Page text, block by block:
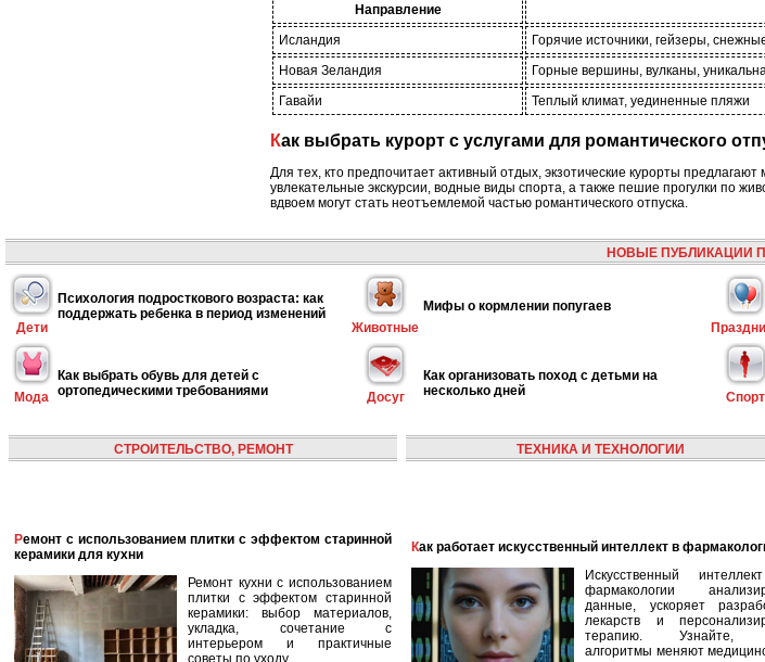
Направление
Исландия
Горячие источники, гейзеры,
Новая Зеландия
Горные вершины, вулканы,
Гавайи
Теплый климат, уединенные пляжи
Как выбрать курорт с услугами для романтического
Для тех, кто предпочитает активный отдых, экзотические курорты
увлекательные экскурсии, водные виды спорта, а также пешие прогулки по
вдвоем могут стать неотъемлемой частью романтического отпуска.
НОВЫЕ ПУБЛИКАЦИИ
Дети
Психология подросткового возраста: как
поддержать ребенка в период изменений
Животные
Мифы о кормлении попугаев
Мода
Как выбрать обувь для детей с
ортопедическими требованиями
Досуг
Как организовать поход с детьми на
несколько дней
Спорт
СТРОИТЕЛЬСТВО, РЕМОНТ
Ремонт с использованием плитки с эффектом старинной
керамики для кухни
Ремонт кухни с использованием
плитки с эффектом старинной
керамики: выбор материалов,
укладка, сочетание с
интерьером и практичные
советы по уходу.
ТЕХНИКА И ТЕХНОЛОГИИ
Как работает искусственный интеллект в
Искусственный
фармакологии
данные, ускоряет
лекарств и
терапию. Узнайте,
алгоритмы меняют